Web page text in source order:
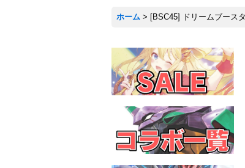
ホーム > [BSC45] ドリームブース